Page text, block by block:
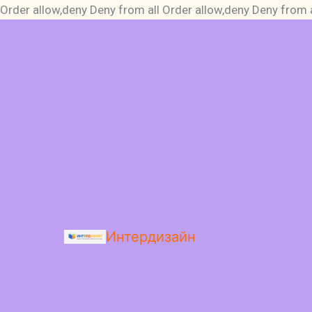
Order allow,deny Deny from all Order allow,deny Deny from
Интердизайн